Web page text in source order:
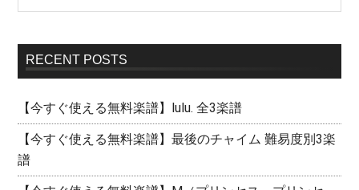
RECENT POSTS
【今すぐ使える無料楽譜】lulu. 全3楽譜
【今すぐ使える無料楽譜】最後のチャイム 難易度別3楽
譜